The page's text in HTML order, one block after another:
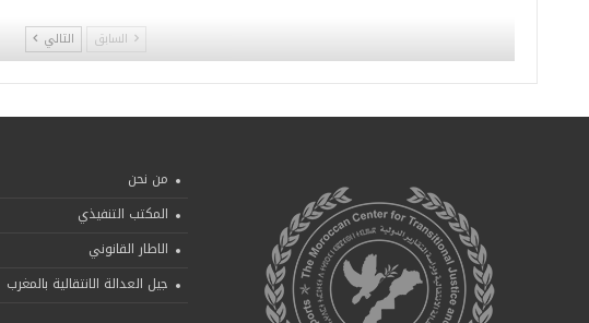
السابق التالي
من نحن
المكتب التنفيذي
الاطار القانوني
جيل العدالة الانتقالية بالمغرب